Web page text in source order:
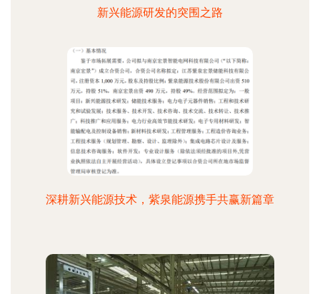
新兴能源研发的突围之路
深耕新兴能源技术，紫泉能源携手共赢新篇章